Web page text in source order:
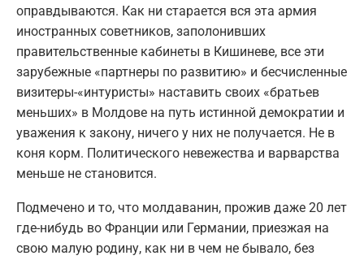
оправдываются. Как ни старается вся эта армия
иностранных советников, заполонивших
правительственные кабинеты в Кишиневе, все эти
зарубежные «партнеры по развитию» и бесчисленные
визитеры-«интуристы» наставить своих «братьев
меньших» в Молдове на путь истинной демократии и
уважения к закону, ничего у них не получается. Не в
коня корм. Политического невежества и варварства
меньше не становится.
Подмечено и то, что молдаванин, прожив даже 20 лет
где-нибудь во Франции или Германии, приезжая на
свою малую родину, как ни в чем не бывало, без